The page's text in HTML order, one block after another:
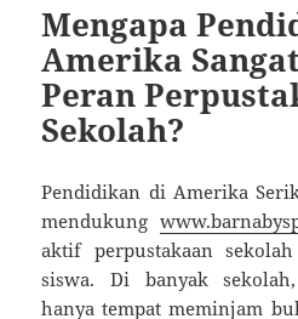
Mengapa
Amerika
Peran
Sekolah?
Pendidikan di Amerika
mendukung
aktif perpustakaan
siswa. Di banyak
hanya tempat meminjam